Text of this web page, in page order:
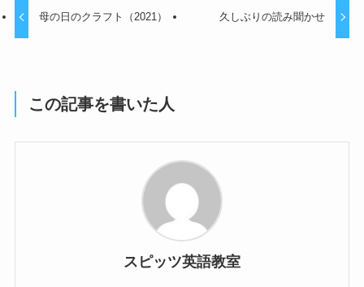
母の日のクラフト（2021） 久しぶりの読み聞かせ
この記事を書いた人
スピッツ英語教室